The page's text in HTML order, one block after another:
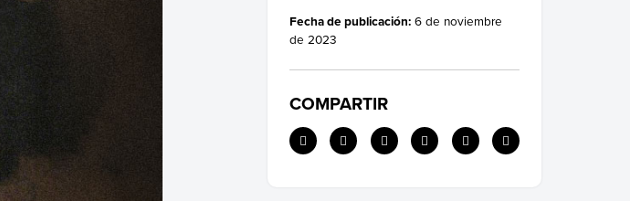
Fecha de publicación: 6 de noviembre
de 2023
COMPARTIR